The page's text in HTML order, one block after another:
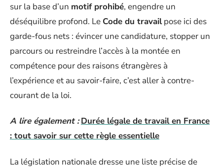
sur la base d’un motif prohibé, engendre un
déséquilibre profond. Le Code du travailpose ici des
garde-fous nets : évincer une candidature, stopper un
parcours ou restreindre l’accès à la montée en
compétence pour des raisons étrangères à
l’expérience et au savoir-faire, c’est aller à contre-
courant de la loi.
A lire également : Durée légale de travail en France
: tout savoir sur cette règle essentielle
La législation nationale dresse une liste précise de